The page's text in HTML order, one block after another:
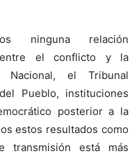
ninguna relación
entre el conflicto y la
Nacional, el Tribunal
Pueblo, instituciones
posterior a la
estos resultados como
transmisión está más